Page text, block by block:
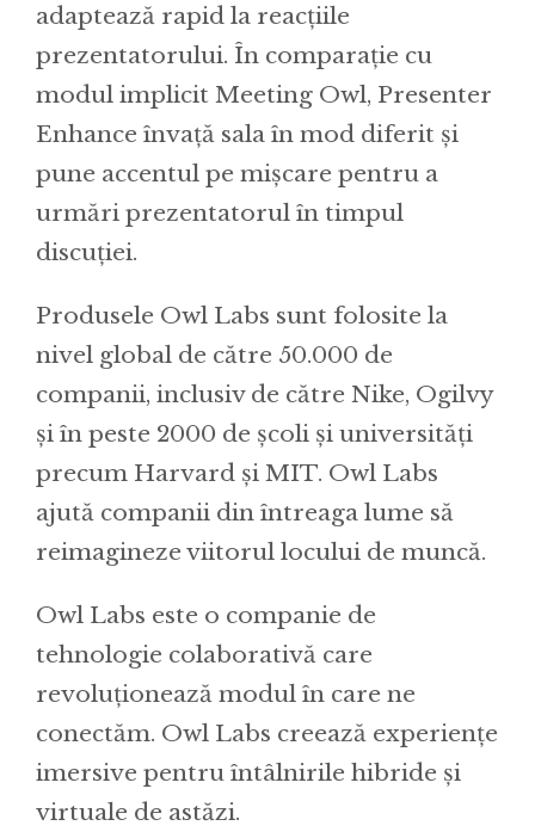
adaptează rapid la reacțiile
prezentatorului. În comparație cu
modul implicit Meeting Owl, Presenter
Enhance învață sala în mod diferit și
pune accentul pe mișcare pentru a
urmări prezentatorul în timpul
discuției.
Produsele Owl Labs sunt folosite la
nivel global de către 50.000 de
companii, inclusiv de către Nike, Ogilvy
și în peste 2000 de școli și universități
precum Harvard și MIT. Owl Labs
ajută companii din întreaga lume să
reimagineze viitorul locului de muncă.
Owl Labs este o companie de
tehnologie colaborativă care
revoluționează modul în care ne
conectăm. Owl Labs creează experiențe
imersive pentru întâlnirile hibride și
virtuale de astăzi.